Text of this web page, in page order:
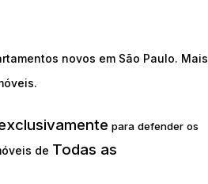
novos em São Paulo. Mais
para defender os
de Todas as